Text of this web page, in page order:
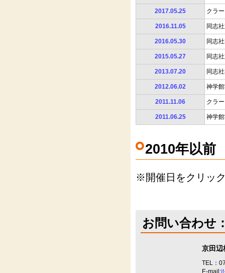
2017.05.25 クラ
2016.11.05 同志
2016.05.30 同志
2015.05.27 同志
2013.07.20 同志
2012.06.02 神学
2011.11.06 クラ
2011.06.25 神学
2010年以前
※開催日をクリッ
お問い合わせ
京田辺
TEL：
E-mail: